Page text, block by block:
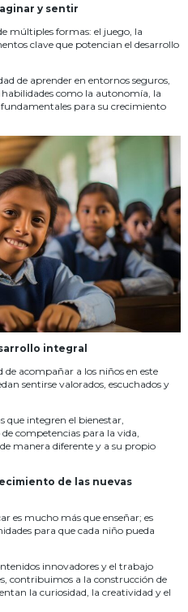
y sentir
múltiples formas: el juego, la
clave que potencian el desarrollo
de aprender en entornos seguros,
como la autonomía, la
para su crecimiento
integral
de acompañar a los niños en este
sentirse valorados, escuchados y
integren el bienestar,
competencias para la vida,
manera diferente y a su propio
de las nuevas
es mucho más que enseñar; es
para que cada niño pueda
innovadores y el trabajo
contribuimos a la construcción de
la curiosidad, la creatividad y el